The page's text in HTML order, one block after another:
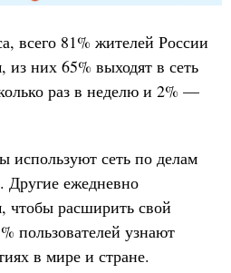
всего 81% жителей России
из них 65% выходят в сеть
раз в неделю и 2% —
используют сеть по делам
ежедневно
чтобы расширить свой
пользователей узнают
в мире и стране.